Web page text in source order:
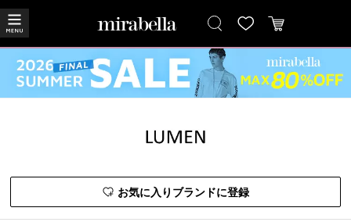
お気に入りブランドに登録